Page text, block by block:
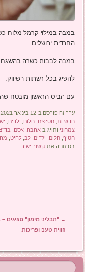
במבה במילוי קרמל מלוח
החרדית ירושלים.
במבה לבבות כשרה
להשיג בכל רשתות השיווק.
עם הביס הראשון מובטח
ערך זה פורסם ב-12 בינואר 2021, ב-
חדשנות ,חטיפים ,חלום ילדים
צמחוני ותויג ב-אהבה ,אסם בד"צ
חטיף ,חלום ילדים ,לב ,להיט
בסימניה אתקישור ישיר
ניווט בפוסטים
→
חווית טעם ופריכות.